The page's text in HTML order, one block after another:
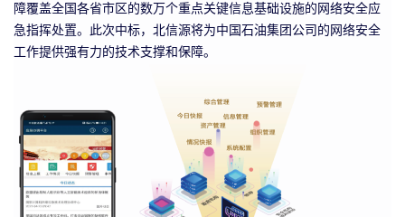
障覆盖全国各省市区的数万个重点关键信息基础设施的网络安全应
急指挥处置。此次中标，北信源将为中国石油集团公司的网络安全
工作提供强有力的技术支撑和保障。